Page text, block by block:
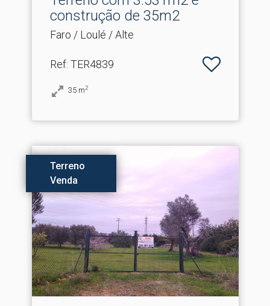
construção de 35m2
Faro / Loulé / Alte
Ref: TER4839
35 m2
Terreno
Venda